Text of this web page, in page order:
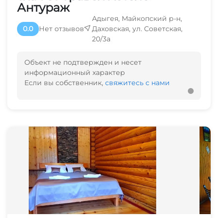
Антураж
0.0 Нет отзывов
Адыгея, Майкопский р-н,
Даховская, ул. Советская,
20/3а
Объект не подтвержден и несет
информационный характер
Если вы собственник, свяжитесь с нами